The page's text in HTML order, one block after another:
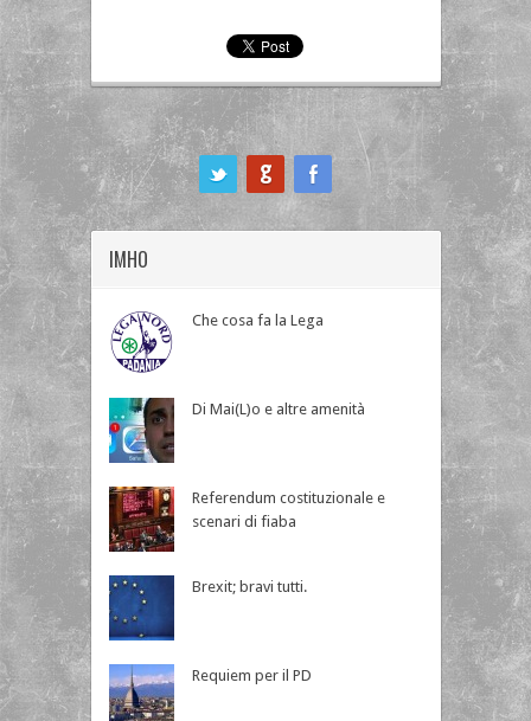
IMHO
Che cosa fa la Lega
Di Mai(L)o e altre amenità
Referendum costituzionale e
scenari di fiaba
Brexit; bravi tutti.
Requiem per il PD